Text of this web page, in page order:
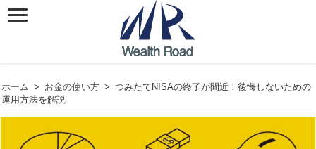
ホーム > お金の使い方 > つみたてNISAの終了が間近！後悔しないための
運用方法を解説